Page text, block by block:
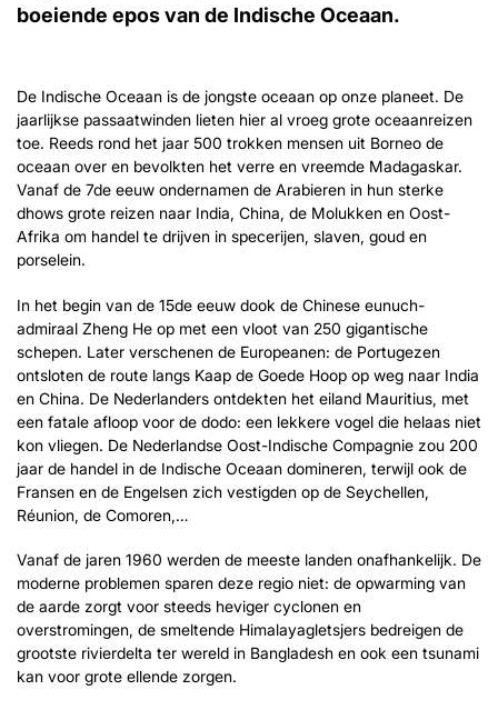
boeiende epos van de Indische Oceaan.
De Indische Oceaan is de jongste oceaan op onze planeet. De
jaarlijkse passaatwinden lieten hier al vroeg grote oceaanreizen
toe. Reeds rond het jaar 500 trokken mensen uit Borneo de
oceaan over en bevolkten het verre en vreemde Madagaskar.
Vanaf de 7de eeuw ondernamen de Arabieren in hun sterke
dhows grote reizen naar India, China, de Molukken en Oost-
Afrika om handel te drijven in specerijen, slaven, goud en
porselein.
In het begin van de 15de eeuw dook de Chinese eunuch-
admiraal Zheng He op met een vloot van 250 gigantische
schepen. Later verschenen de Europeanen: de Portugezen
ontsloten de route langs Kaap de Goede Hoop op weg naar India
en China. De Nederlanders ontdekten het eiland Mauritius, met
een fatale afloop voor de dodo: een lekkere vogel die helaas niet
kon vliegen. De Nederlandse Oost-Indische Compagnie zou 200
jaar de handel in de Indische Oceaan domineren, terwijl ook de
Fransen en de Engelsen zich vestigden op de Seychellen,
Réunion, de Comoren,…
Vanaf de jaren 1960 werden de meeste landen onafhankelijk. De
moderne problemen sparen deze regio niet: de opwarming van
de aarde zorgt voor steeds heviger cyclonen en
overstromingen, de smeltende Himalayagletsjers bedreigen de
grootste rivierdelta ter wereld in Bangladesh en ook een tsunami
kan voor grote ellende zorgen.